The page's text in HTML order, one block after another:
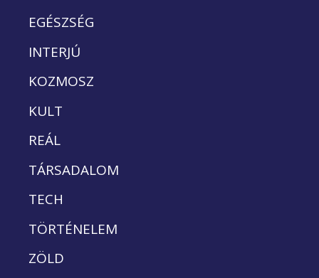
EGÉSZSÉG
INTERJÚ
KOZMOSZ
KULT
REÁL
TÁRSADALOM
TECH
TÖRTÉNELEM
ZÖLD